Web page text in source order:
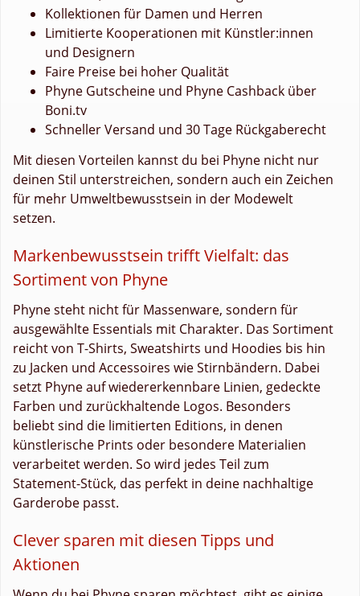
Kollektionen für Damen und Herren
Limitierte Kooperationen mit Künstler:innen
und Designern
Faire Preise bei hoher Qualität
Phyne Gutscheine und Phyne Cashback über
Boni.tv
Schneller Versand und 30 Tage Rückgaberecht
Mit diesen Vorteilen kannst du bei Phyne nicht nur
deinen Stil unterstreichen, sondern auch ein Zeichen
für mehr Umweltbewusstsein in der Modewelt
setzen.
Markenbewusstsein trifft Vielfalt: das
Sortiment von Phyne
Phyne steht nicht für Massenware, sondern für
ausgewählte Essentials mit Charakter. Das Sortiment
reicht von T-Shirts, Sweatshirts und Hoodies bis hin
zu Jacken und Accessoires wie Stirnbändern. Dabei
setzt Phyne auf wiedererkennbare Linien, gedeckte
Farben und zurückhaltende Logos. Besonders
beliebt sind die limitierten Editions, in denen
künstlerische Prints oder besondere Materialien
verarbeitet werden. So wird jedes Teil zum
Statement-Stück, das perfekt in deine nachhaltige
Garderobe passt.
Clever sparen mit diesen Tipps und
Aktionen